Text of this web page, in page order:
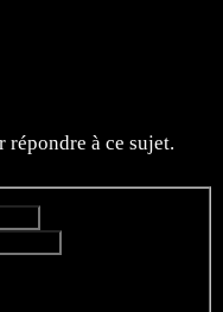
répondre à ce sujet.